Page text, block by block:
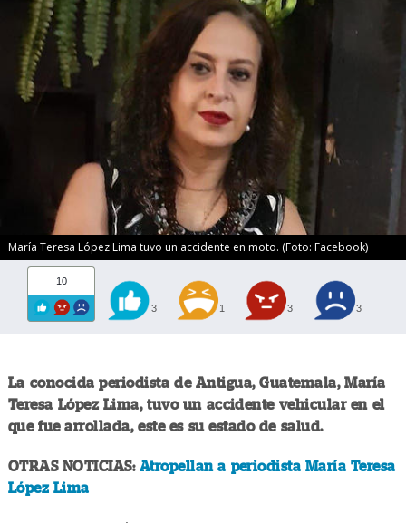
María Teresa López Lima tuvo un accidente en moto. (Foto: Facebook)
10
3 1 3 3
La conocida periodista de Antigua, Guatemala, María
Teresa López Lima, tuvo un accidente vehicular en el
que fue arrollada, este es su estado de salud.
OTRAS NOTICIAS: Atropellan a periodista María Teresa
López Lima